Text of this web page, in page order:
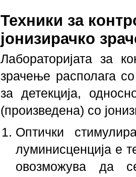
Техники за
јонизирачко
Лабораторијата за
зрачење располага
за детекција,
(произведена) со
Оптички
луминисценција е
овозможува да